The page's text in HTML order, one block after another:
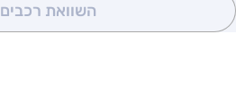
השוואת רכבים